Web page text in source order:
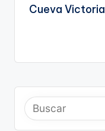
Cueva Victoria